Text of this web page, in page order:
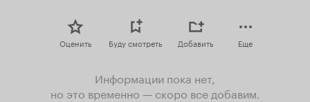
Оценить Буду смотреть Добавить Еще
Информации пока нет,
но это временно — скоро все добавим.